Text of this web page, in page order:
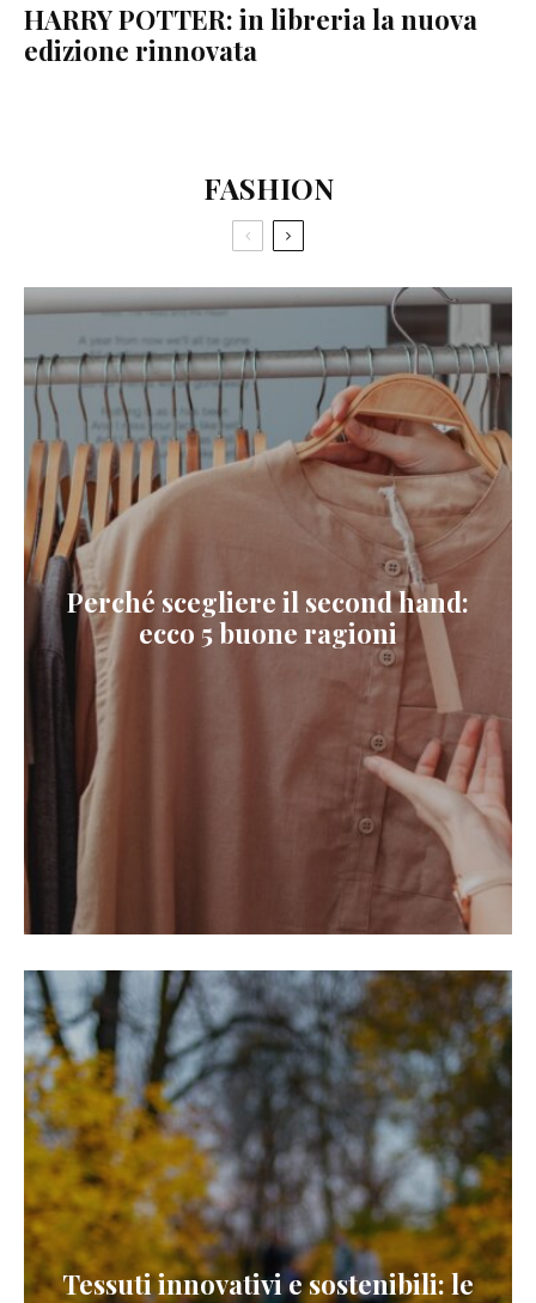
HARRY POTTER: in libreria la nuova
edizione rinnovata
FASHION
Perché scegliere il second hand:
ecco 5 buone ragioni
Tessuti innovativi e sostenibili: le